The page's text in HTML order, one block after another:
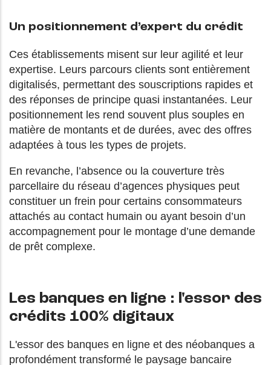
Un positionnement d’expert du crédit
Ces établissements misent sur leur agilité et leur
expertise. Leurs parcours clients sont entièrement
digitalisés, permettant des souscriptions rapides et
des réponses de principe quasi instantanées. Leur
positionnement les rend souvent plus souples en
matière de montants et de durées, avec des offres
adaptées à tous les types de projets.
En revanche, l’absence ou la couverture très
parcellaire du réseau d’agences physiques peut
constituer un frein pour certains consommateurs
attachés au contact humain ou ayant besoin d’un
accompagnement pour le montage d’une demande
de prêt complexe.
Les banques en ligne : l'essor des
crédits 100% digitaux
L'essor des banques en ligne et des néobanques a
profondément transformé le paysage bancaire